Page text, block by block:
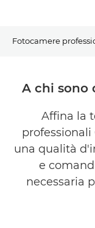
Fotocamere
Domande frequenti
Supporto
A chi sono
Affina la
una qualità
e
necessaria